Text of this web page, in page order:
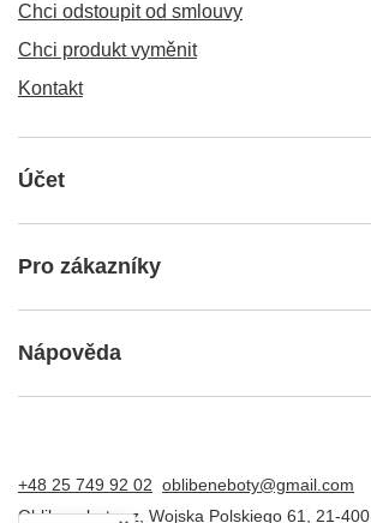
Chci odstoupit od smlouvy
Chci produkt vyměnit
Kontakt
Účet
Pro zákazníky
Nápověda
+48 25 749 92 02 oblibeneboty@gmail.com
Oblibeneboty.cz Wojska Polskiego 61 21-400